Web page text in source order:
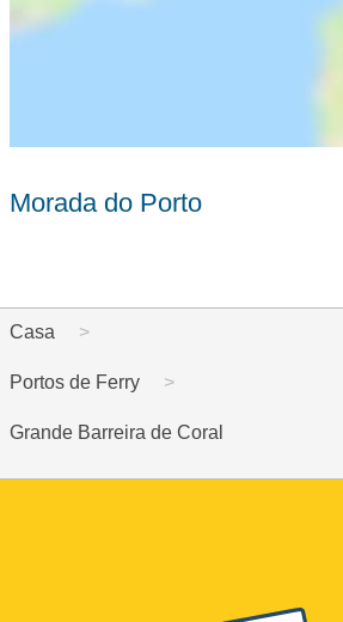
Morada do Porto
Casa
Portos de Ferry
Grande Barreira de Coral